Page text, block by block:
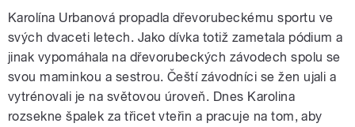
Karolína Urbanová propadla dřevorubeckému sportu ve
svých dvaceti letech. Jako dívka totiž zametala pódium a
jinak vypomáhala na dřevorubeckých závodech spolu se
svou maminkou a sestrou. Čeští závodníci se žen ujali a
vytrénovali je na světovou úroveň. Dnes Karolina
rozsekne špalek za třicet vteřin a pracuje na tom, aby